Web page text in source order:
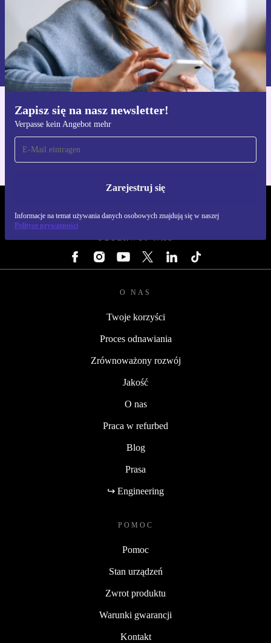
Zapisz się na nasz newsletter!
Verpasse kein Angebot mehr
Zarejestruj się
Informacje na temat używania danych osobowych znajdują się w naszej
Polityce prywatności
Zarejestruj się
Informacje na temat używania danych osobowych znajdują się w
naszej
Polityce prywatności
Pobierz aplikację refurbed
Dla iOS i Android
OBSERWUJ NAS
O NAS
Twoje korzyści
Proces odnawiania
Zrównoważony rozwój
Jakość
O nas
Praca w refurbed
Blog
Prasa
↪ Engineering
POMOC
Pomoc
Stan urządzeń
Zwrot produktu
Warunki gwarancji
Kontakt